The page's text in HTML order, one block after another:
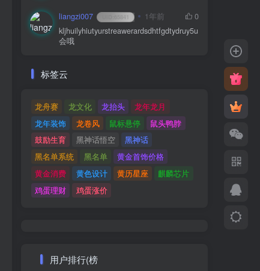
liangzi007 1年前
0
kljhuilyhiutyurstreawerardsdhtfgdtydruy5u
会哦
标签云
龙舟赛 龙文化 龙抬头
龙年龙月
龙年装饰
龙卷风 鼠标悬停
鼠头鸭脖
鼓励生育
黑神话悟空
黑神话
黑名单系统
黑名单
黄金首饰价格
黄金消费
黄色设计 黄历星座
麒麟芯片
鸡蛋理财
鸡蛋涨价
用户排行(榜